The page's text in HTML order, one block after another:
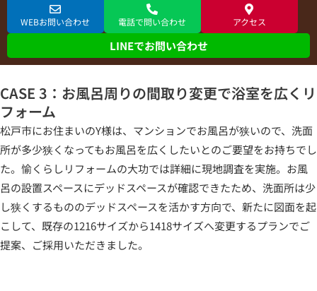
WEBお問い合わせ 電話で問い合わせ アクセス
LINEでお問い合わせ
CASE 3：お風呂周りの間取り変更で浴室を広くリ
フォーム
松戸市にお住まいのY様は、マンションでお風呂が狭いので、洗面
所が多少狭くなってもお風呂を広くしたいとのご要望をお持ちでし
た。愉くらしリフォームの大功では詳細に現地調査を実施。お風
呂の設置スペースにデッドスペースが確認できたため、洗面所は少
し狭くするもののデッドスペースを活かす方向で、新たに図面を起
こして、既存の1216サイズから1418サイズへ変更するプランでご
提案、ご採用いただきました。